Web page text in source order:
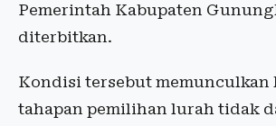
Pemerintah Kabupaten
diterbitkan.
Kondisi tersebut memunculkan
tahapan pemilihan lurah tidak